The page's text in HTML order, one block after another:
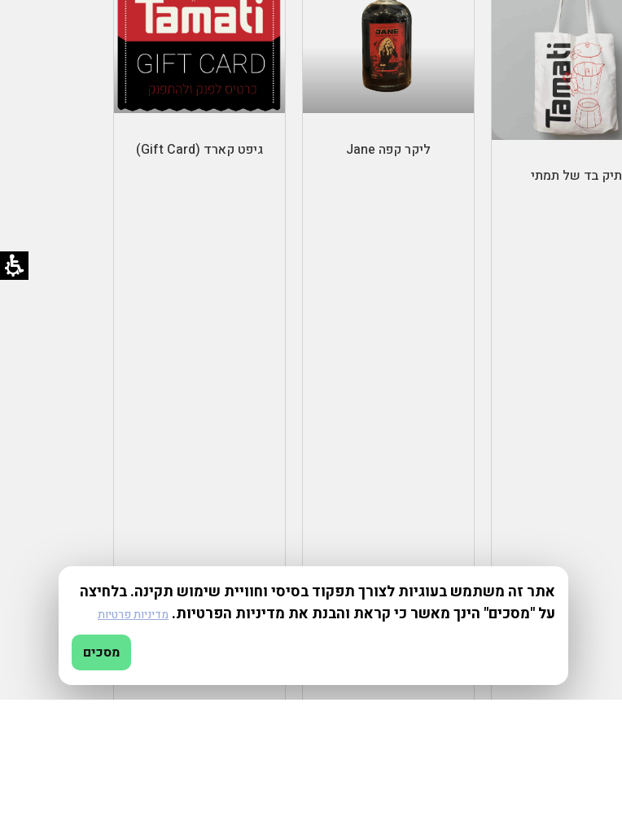
הוספה לסל
תיק בד של תמתי
הוספה לסל
ליקר קפה Jane
בחר סכום
גיפט קארד (Gift Card)
אתר זה משתמש בעוגיות לצורך תפקוד בסיסי וחוויית שימוש תקינה. בלחיצה
על "מסכים" הינך מאשר כי קראת והבנת את מדיניות הפרטיות. מדיניות פרטיות
מסכים